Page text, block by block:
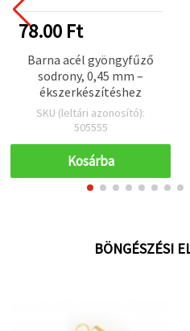
78.00 Ft
Barna acél gyöngyfűző
sodrony, 0,45 mm –
ékszerkészítéshez
SKU (leltári azonosító):
505555
Kosárba
BÖNGÉSZÉSI